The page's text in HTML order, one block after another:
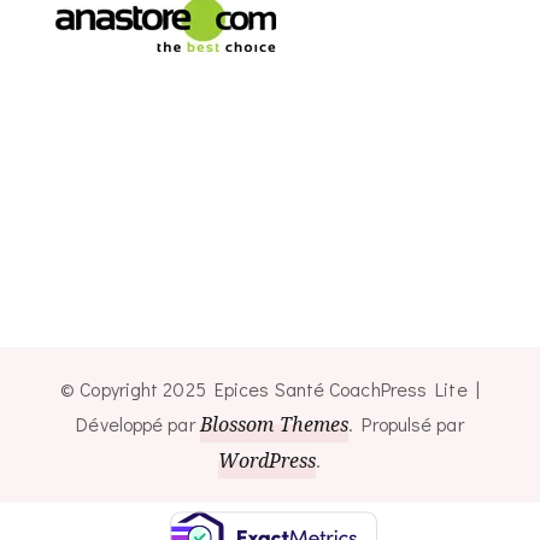
© Copyright 2025 Epices Santé CoachPress Lite |
Développé parBlossom Themes. Propulsé par
WordPress.